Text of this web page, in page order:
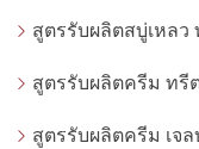
สูตรรับผลิตสบู่เหลว
สูตรรับผลิตครีม เจล